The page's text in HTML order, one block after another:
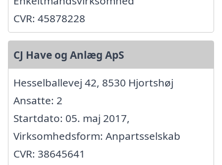
CVR: 45878228
CJ Have og Anlæg ApS
Hesselballevej 42, 8530 Hjortshøj
Ansatte: 2
Startdato: 05. maj 2017,
Virksomhedsform: Anpartsselskab
CVR: 38645641